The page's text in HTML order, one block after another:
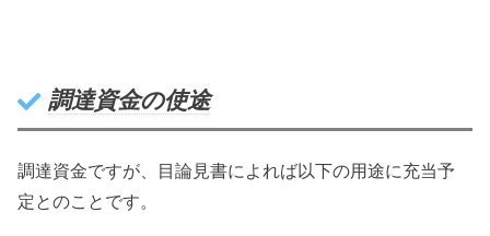
調達資金の使途
調達資金ですが、目論見書によれば以下の用途に充当予
定とのことです。